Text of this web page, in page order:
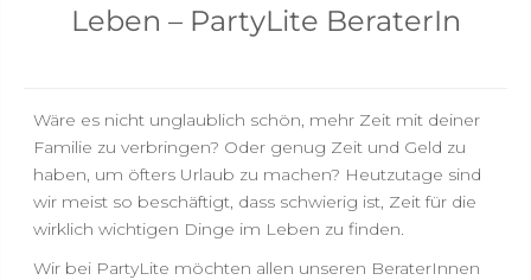
Leben – PartyLite BeraterIn
Wäre es nicht unglaublich schön, mehr Zeit mit deiner
Familie zu verbringen? Oder genug Zeit und Geld zu
haben, um öfters Urlaub zu machen? Heutzutage sind
wir meist so beschäftigt, dass schwierig ist, Zeit für die
wirklich wichtigen Dinge im Leben zu finden.
Wir bei PartyLite möchten allen unseren BeraterInnen